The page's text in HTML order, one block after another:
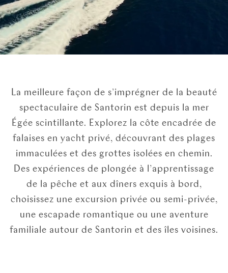
La meilleure façon de s’imprégner de la beauté
spectaculaire de Santorin est depuis la mer
Égée scintillante. Explorez la côte encadrée de
falaises en yacht privé, découvrant des plages
immaculées et des grottes isolées en chemin.
Des expériences de plongée à l’apprentissage
de la pêche et aux dîners exquis à bord,
choisissez une excursion privée ou semi-privée,
une escapade romantique ou une aventure
familiale autour de Santorin et des îles voisines.